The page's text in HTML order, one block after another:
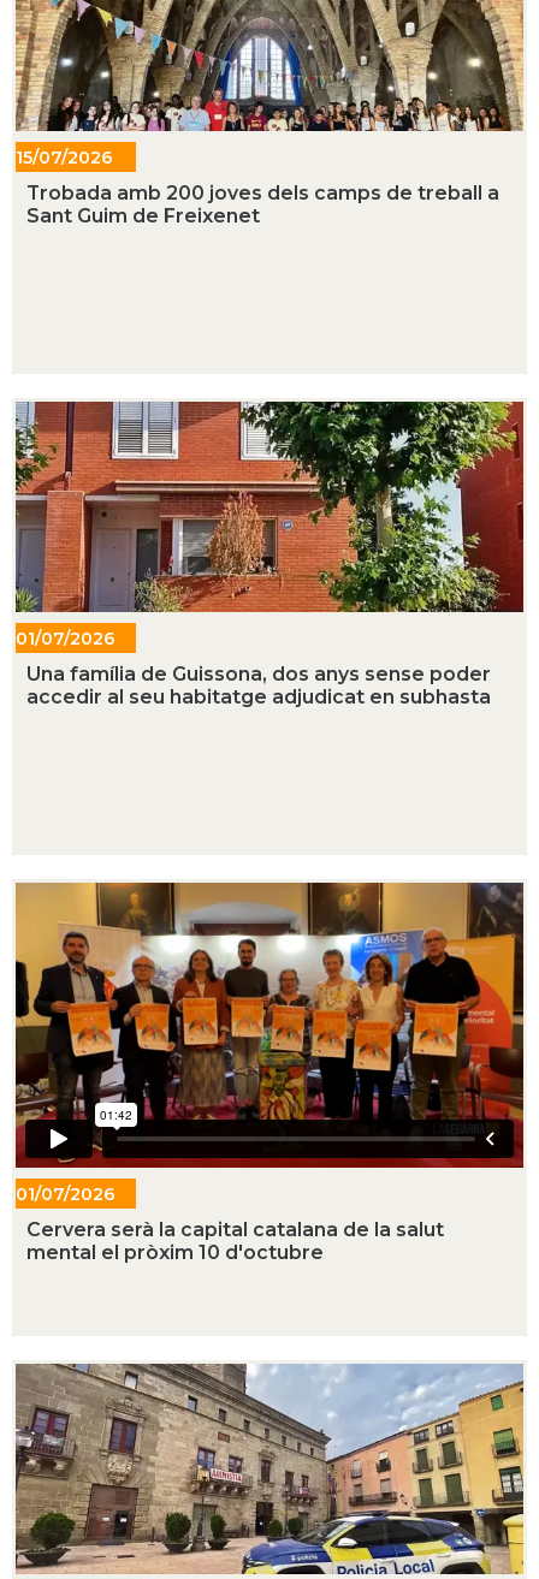
15/07/2026
- 10:40
Trobada amb 200 joves dels camps de treball a
Sant Guim de Freixenet
01/07/2026
- 19:21
Una família de Guissona, dos anys sense poder
accedir al seu habitatge adjudicat en subhasta
01/07/2026
- 14:42
Cervera serà la capital catalana de la salut
mental el pròxim 10 d'octubre